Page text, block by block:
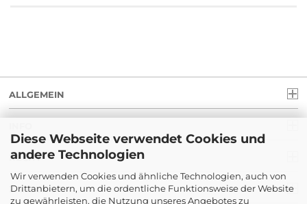
Diese Webseite verwendet Cookies und
andere Technologien
Wir verwenden Cookies und ähnliche Technologien, auch von
Drittanbietern, um die ordentliche Funktionsweise der Website
zu gewährleisten, die Nutzung unseres Angebotes zu
ALLGEMEIN
RECHT
ZAHLUNG